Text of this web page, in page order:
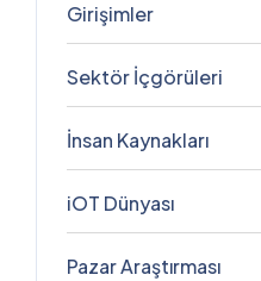
Girişimler
Sektör İçgörüleri
İnsan Kaynakları
iOT Dünyası
Pazar Araştırması